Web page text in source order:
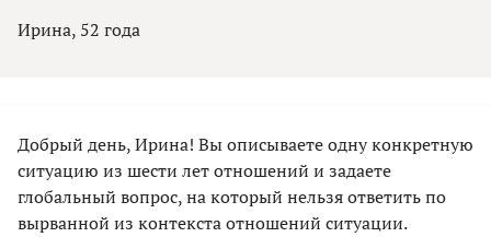
Ирина, 52 года
Добрый день, Ирина! Вы описываете одну конкретную
ситуацию из шести лет отношений и задаете
глобальный вопрос, на который нельзя ответить по
вырванной из контекста отношений ситуации.